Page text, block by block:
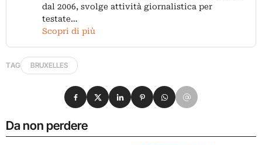
dal 2006, svolge attività giornalistica per
testate…
Scopri di più
TAG BRUXELLES
Da non perdere
Condividi su Facebook
Condividi su X
Condividi su LinkedIn
Condividi su Pinterest
Condividi su WhatsApp
Condividi su Email